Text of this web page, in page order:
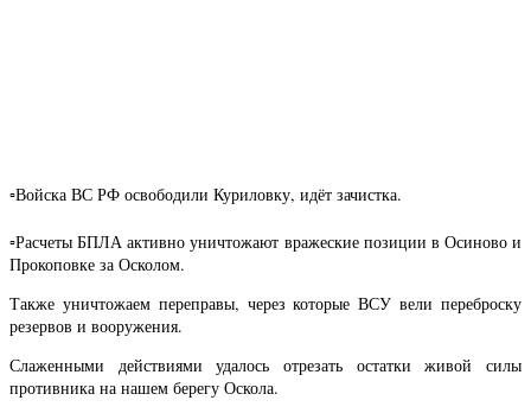
▫️Войска ВС РФ освободили Куриловку, идёт зачистка.
▫️Расчеты БПЛА активно уничтожают вражеские позиции в Осиново и
Прокоповке за Осколом.
Также уничтожаем переправы, через которые ВСУ вели переброску
резервов и вооружения.
Слаженными действиями удалось отрезать остатки живой силы
противника на нашем берегу Оскола.